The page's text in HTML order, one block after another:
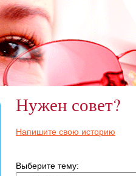
историй, авторы
Нужен совет?
Напишите свою историю
Выберите тему: